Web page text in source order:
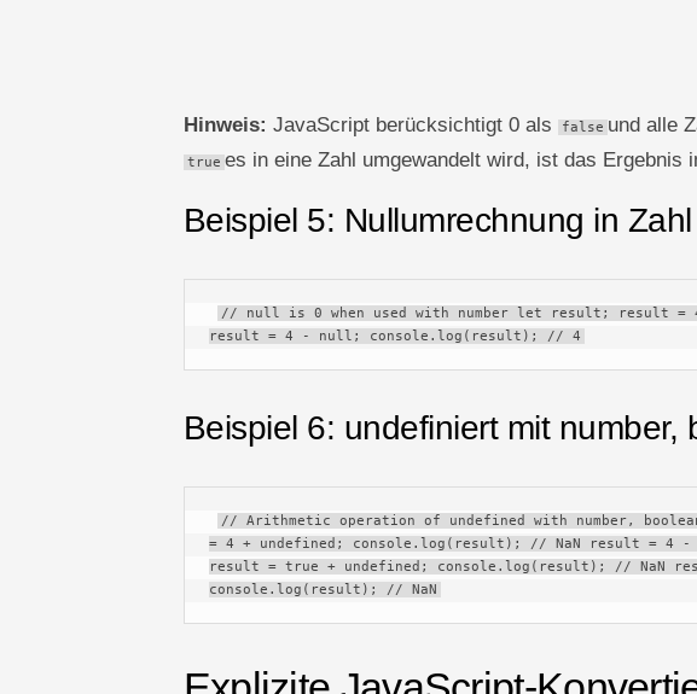
Hinweis: JavaScript berücksichtigt 0 als false und alle
true es in eine Zahl umgewandelt wird, ist das Ergebnis
Beispiel 5: Nullumrechnung in Zahl
// null is 0 when used with number let result; result
result = 4 - null; console.log(result); // 4
Beispiel 6: undefiniert mit number,
// Arithmetic operation of undefined with number,
= 4 + undefined; console.log(result); // NaN result = 4 -
result = true + undefined; console.log(result); // NaN
console.log(result); // NaN